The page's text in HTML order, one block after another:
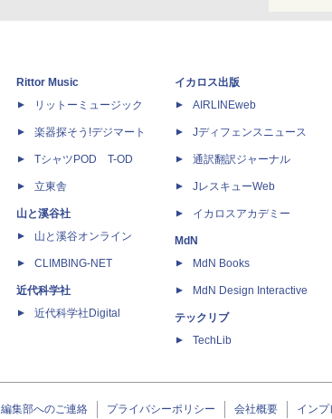
Rittor Music
リットーミュージック
楽器探そう!デジマート
TシャツPOD T-OD
立東舎
山と溪谷社
山と溪谷オンライン
CLIMBING-NET
近代科学社
近代科学社Digital
イカロス出版
AIRLINEweb
Jディフェンスニュース
通訳翻訳ジャーナル
JレスキューWeb
イカロスアカデミー
MdN
MdN Books
MdN Design Interactive
テックリブ
TechLib
編集部へのご連絡 プライバシーポリシー 会社概要 イン